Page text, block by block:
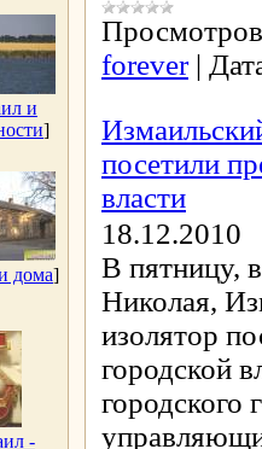
и
]
дома]
-
forever |
посетили
власти
18.12.2010
В пятницу,
Николая,
изолятор
городской